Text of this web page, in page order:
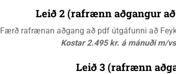
Leið 2 (rafrænn aðgangur
Færð rafrænan aðgang að pdf útgáfunni að
Kostar 2.495 kr. á mánuði m/
Leið 3 (rafrænn